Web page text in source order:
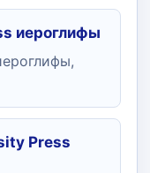
иероглифы
Press